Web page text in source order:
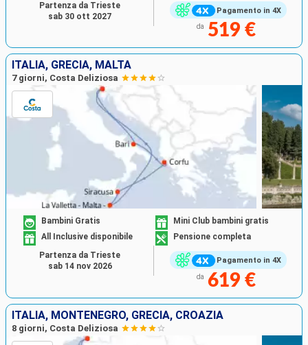
Pagamento in 4X
da 519 €
Partenza da Trieste
sab 30 ott 2027
ITALIA, GRECIA, MALTA
7 giorni, Costa Deliziosa
Pagamento in 4X
Bambini Gratis
Mini Club bambini gratis
All Inclusive disponibile
Pensione completa
da 619 €
Partenza da Trieste
sab 14 nov 2026
ITALIA, MONTENEGRO, GRECIA, CROAZIA
8 giorni, Costa Deliziosa